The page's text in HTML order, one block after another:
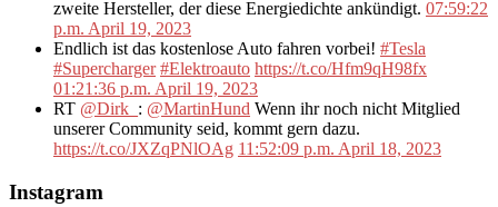
zweite Hersteller, der diese Energiedichte ankündigt. 07:59:22
p.m. April 19, 2023
Endlich ist das kostenlose Auto fahren vorbei! #Tesla
#Supercharger #Elektroauto https://t.co/Hfm9qH98fx
01:21:36 p.m. April 19, 2023
RT @Dirk_ : @MartinHund Wenn ihr noch nicht Mitglied
unserer Community seid, kommt gern dazu.
https://t.co/JXZqPNlOAg 11:52:09 p.m. April 18, 2023
Instagram